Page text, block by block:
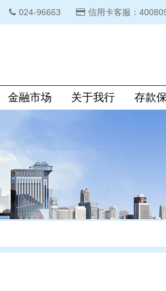
024-96663 信用卡客服：
金融市场 关于我行 存款